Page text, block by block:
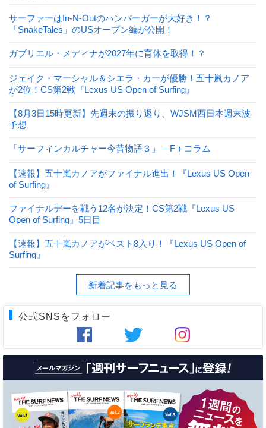
サーファーはIn-N-Outのハンバーガーが大好き！？
「SnakeTales」のUSオープン編が公開！
ガブリエル・メディナが2027年に育休を取得！？
ジェイク・マーシャル＆シエラ・カーが優勝！五十嵐カノア
が2位！CS第2戦『Lexus US Open of Surfing』
【8月3日15時更新】先週末の振り返り、WJSM西日本週末波
予想
「サーフィンカルチャー今昔物語３」 – F＋コラム
【速報】五十嵐カノアがファイナル進出！『Lexus US Open
of Surfing』
ファイナルデーを戦う12名が決定！CS第2戦『Lexus US
Open of Surfing』5日目
【速報】五十嵐カノアがベスト8入り！『Lexus US Open of
Surfing』
新着記事をもっと見る
公式SNSをフォロー